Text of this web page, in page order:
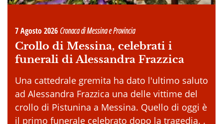
7 Agosto 2026 Cronaca di Messina e Provincia
Crollo di Messina, celebrati i
funerali di Alessandra Frazzica
Una cattedrale gremita ha dato l'ultimo saluto
ad Alessandra Frazzica una delle vittime del
crollo di Pistunina a Messina. Quello di oggi è
il primo funerale celebrato dopo la tragedia. .